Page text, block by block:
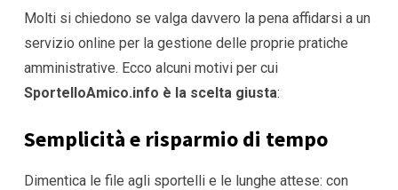
Molti si chiedono se valga davvero la pena affidarsi a un
servizio online per la gestione delle proprie pratiche
amministrative. Ecco alcuni motivi per cui
SportelloAmico.info è la scelta giusta:
Semplicità e risparmio di tempo
Dimentica le file agli sportelli e le lunghe attese: con